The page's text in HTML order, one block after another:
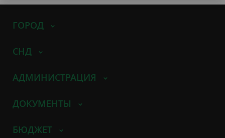
ГОРОД
СНД
АДМИНИСТРАЦИЯ
ДОКУМЕНТЫ
БЮДЖЕТ